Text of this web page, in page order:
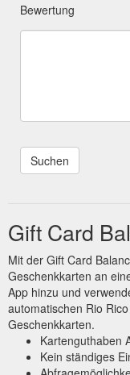
Bewertung
Gift Card
Mit der Gift Card
Geschenkkarten an
App hinzu und
automatischen Rio
Geschenkkarten.
Kartenguthaben
Kein ständiges